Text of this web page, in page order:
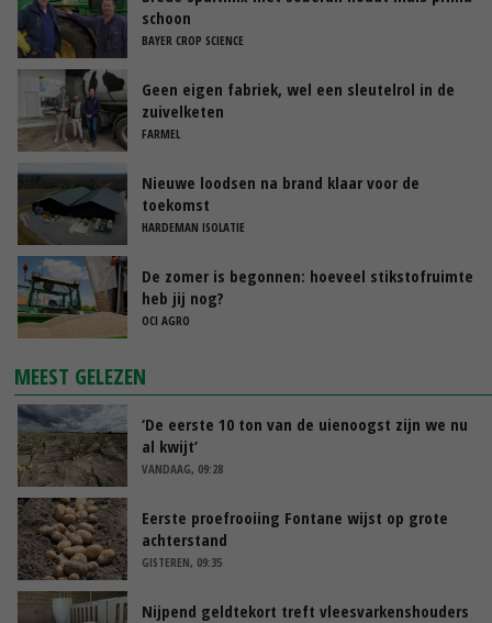
schoon
BAYER CROP SCIENCE
Geen eigen fabriek, wel een sleutelrol in de
zuivelketen
FARMEL
Nieuwe loodsen na brand klaar voor de
toekomst
HARDEMAN ISOLATIE
De zomer is begonnen: hoeveel stikstofruimte
heb jij nog?
OCI AGRO
MEEST GELEZEN
‘De eerste 10 ton van de uienoogst zijn we nu
al kwijt’
VANDAAG, 09:28
Eerste proefrooiing Fontane wijst op grote
achterstand
GISTEREN, 09:35
Nijpend geldtekort treft vleesvarkenshouders